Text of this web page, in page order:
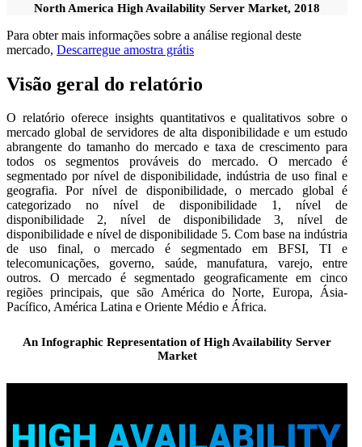
North America High Availability Server Market, 2018
Para obter mais informações sobre a análise regional deste
mercado, Descarregue amostra grátis
Visão geral do relatório
O relatório oferece insights quantitativos e qualitativos sobre o
mercado global de servidores de alta disponibilidade e um estudo
abrangente do tamanho do mercado e taxa de crescimento para
todos os segmentos prováveis ​​do mercado. O mercado é
segmentado por nível de disponibilidade, indústria de uso final e
geografia. Por nível de disponibilidade, o mercado global é
categorizado no nível de disponibilidade 1, nível de
disponibilidade 2, nível de disponibilidade 3, nível de
disponibilidade e nível de disponibilidade 5. Com base na indústria
de uso final, o mercado é segmentado em BFSI, TI e
telecomunicações, governo, saúde, manufatura, varejo, entre
outros. O mercado é segmentado geograficamente em cinco
regiões principais, que são América do Norte, Europa, Ásia-
Pacífico, América Latina e Oriente Médio e África.
An Infographic Representation of High Availability Server
Market